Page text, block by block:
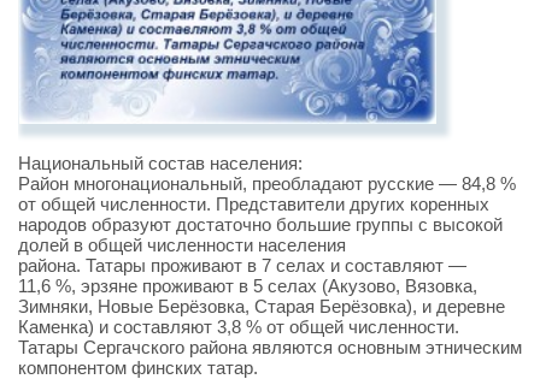
Национальный состав населения:
Район многонациональный, преобладают русские — 84,8 %
от общей численности. Представители других коренных
народов образуют достаточно большие группы с высокой
долей в общей численности населения
района. Татары проживают в 7 селах и составляют —
11,6 %, эрзяне проживают в 5 селах (Акузово, Вязовка,
Зимняки, Новые Берёзовка, Старая Берёзовка), и деревне
Каменка) и составляют 3,8 % от общей численности.
Татары Сергачского района являются основным этническим
компонентом финских татар.